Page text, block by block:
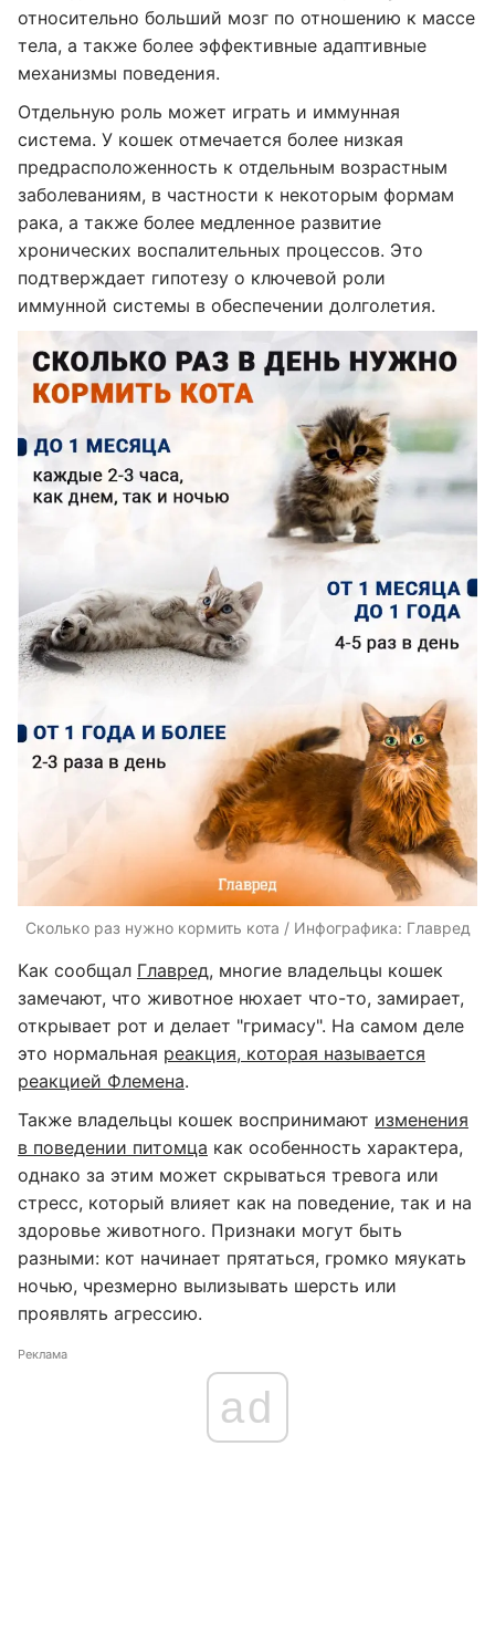
относительно больший мозг по отношению к массе
тела, а также более эффективные адаптивные
механизмы поведения.
Отдельную роль может играть и иммунная
система. У кошек отмечается более низкая
предрасположенность к отдельным возрастным
заболеваниям, в частности к некоторым формам
рака, а также более медленное развитие
хронических воспалительных процессов. Это
подтверждает гипотезу о ключевой роли
иммунной системы в обеспечении долголетия.
Сколько раз нужно кормить кота / Инфографика: Главред
Как сообщал Главред, многие владельцы кошек
замечают, что животное нюхает что-то, замирает,
открывает рот и делает "гримасу". На самом деле
это нормальная реакция, которая называется
реакцией Флемена.
Также владельцы кошек воспринимают изменения
в поведении питомца как особенность характера,
однако за этим может скрываться тревога или
стресс, который влияет как на поведение, так и на
здоровье животного. Признаки могут быть
разными: кот начинает прятаться, громко мяукать
ночью, чрезмерно вылизывать шерсть или
проявлять агрессию.
Реклама
ad